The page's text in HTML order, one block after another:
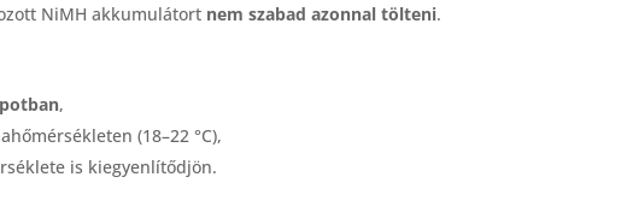
NiMH akkumulátort nem szabad azonnal tölteni.
,
(18–22 °C),
is kiegyenlítődjön.